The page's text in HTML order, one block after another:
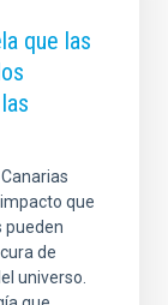
que las
que
pueden
de
universo.